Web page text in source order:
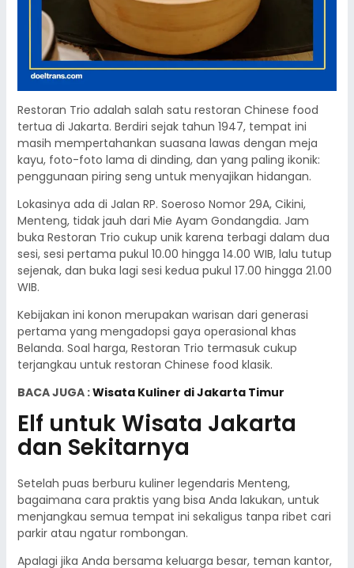
Restoran Trio adalah salah satu restoran Chinese food
tertua di Jakarta. Berdiri sejak tahun 1947, tempat ini
masih mempertahankan suasana lawas dengan meja
kayu, foto-foto lama di dinding, dan yang paling ikonik:
penggunaan piring seng untuk menyajikan hidangan.
Lokasinya ada di Jalan RP. Soeroso Nomor 29A, Cikini,
Menteng, tidak jauh dari Mie Ayam Gondangdia. Jam
buka Restoran Trio cukup unik karena terbagi dalam dua
sesi, sesi pertama pukul 10.00 hingga 14.00 WIB, lalu tutup
sejenak, dan buka lagi sesi kedua pukul 17.00 hingga 21.00
WIB.
Kebijakan ini konon merupakan warisan dari generasi
pertama yang mengadopsi gaya operasional khas
Belanda. Soal harga, Restoran Trio termasuk cukup
terjangkau untuk restoran Chinese food klasik.
BACA JUGA :Wisata Kuliner di Jakarta Timur
Elf untuk Wisata Jakarta
dan Sekitarnya
Setelah puas berburu kuliner legendaris Menteng,
bagaimana cara praktis yang bisa Anda lakukan, untuk
menjangkau semua tempat ini sekaligus tanpa ribet cari
parkir atau ngatur rombongan.
Apalagi jika Anda bersama keluarga besar, teman kantor,